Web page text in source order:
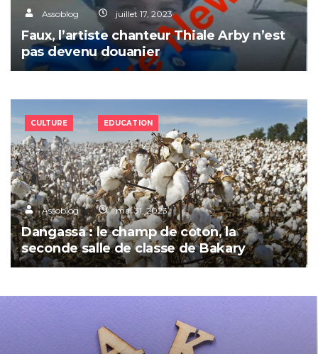
Assoblog juillet 17, 2023
Faux, l’artiste chanteur Thiale Arby n’est
pas devenu douanier
CULTURE EDUCATION
Assoblog mai 31, 2023
Dangassa : le champ de coton, la
seconde salle de classe de Bakary